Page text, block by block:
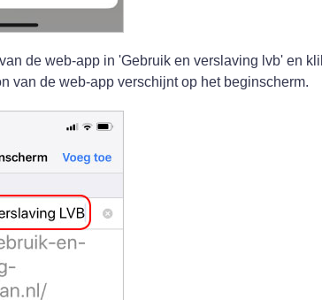
de web-app in 'Gebruik en verslaving lvb' en
van de web-app verschijnt op het beginscherm.